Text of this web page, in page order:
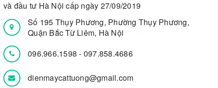
và đầu tư Hà Nội cấp ngày 27/09/2019
Số 195 Thụy Phương, Phường Thụy Phương,
Quận Bắc Từ Liêm, Hà Nội
096.966.1598- 097.858.4686
dienmaycattuong@gmail.com